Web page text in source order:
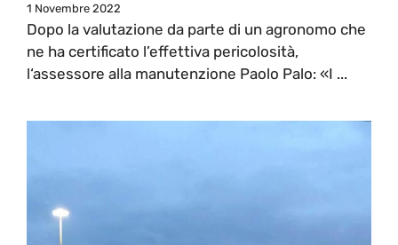
1 Novembre 2022
Dopo la valutazione da parte di un agronomo che
ne ha certificato l’effettiva pericolosità,
l‘assessore alla manutenzione Paolo Palo: «I ...